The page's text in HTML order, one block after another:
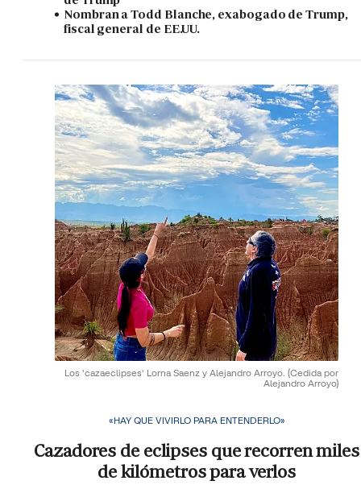
Nombran a Todd Blanche, exabogado de Trump,
fiscal general de EE.UU.
Los 'cazaeclipses' Lorna Saenz y Alejandro Arroyo. (Cedida por
Alejandro Arroyo)
«HAY QUE VIVIRLO PARA ENTENDERLO»
Cazadores de eclipses que recorren miles
de kilómetros para verlos